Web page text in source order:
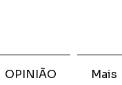
OPINIÃO Mais